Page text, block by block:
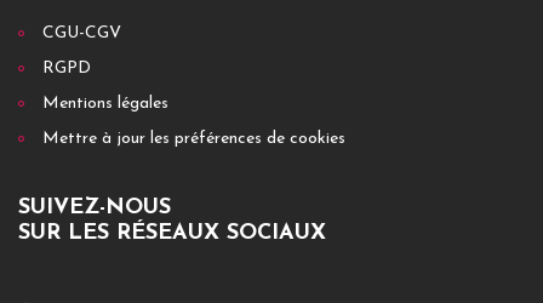
CGU-CGV
RGPD
Mentions légales
Mettre à jour les préférences de cookies
SUIVEZ-NOUS
SUR LES RÉSEAUX SOCIAUX